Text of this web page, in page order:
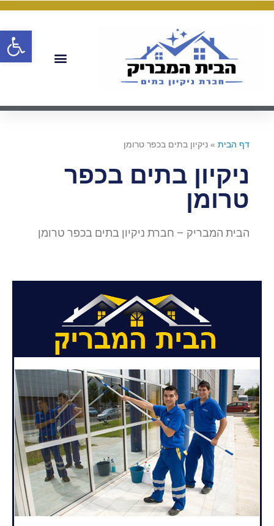
דף הבית » ניקיון בתים בכפר טרומן
ניקיון בתים בכפר
טרומן
הבית המבריק – חברת ניקיון בתים בכפר טרומן